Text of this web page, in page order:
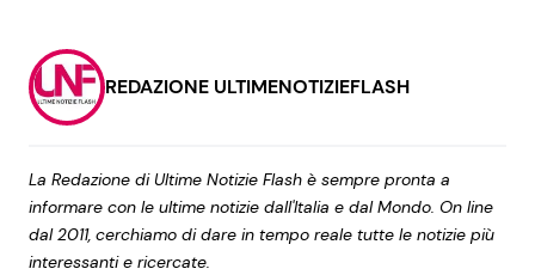
REDAZIONE ULTIMENOTIZIEFLASH
La Redazione di Ultime Notizie Flash è sempre pronta a
informare con le ultime notizie dall'Italia e dal Mondo. On line
dal 2011, cerchiamo di dare in tempo reale tutte le notizie più
interessanti e ricercate.